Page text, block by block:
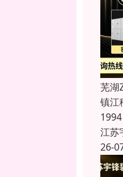
芜湖
镇江
江苏
26-